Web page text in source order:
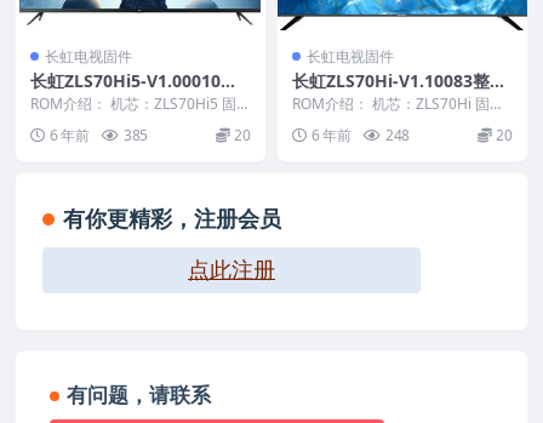
长虹电视固件
长虹ZLS70Hi5-V1.00010整
机原厂刷机固件下载
ROM介绍： 机芯：ZLS70Hi5 固件
版本：V1.00010 适用机型：请
以...6 年前 385 20
长虹电视固件
长虹ZLS70Hi-V1.10083整机
原厂刷机固件下载
ROM介绍： 机芯：ZLS70Hi 固件
版本：V1.10083 适用机型：请以
机...6 年前 248 20
有你更精彩，注册会员
点此注册
有问题，请联系